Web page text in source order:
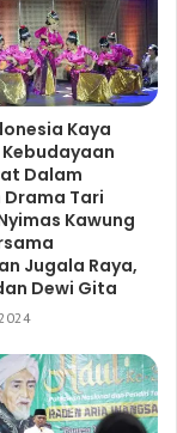
Kaya
Dalam
Drama Tari
Kawung
Jugala Raya,
Dewi Gita